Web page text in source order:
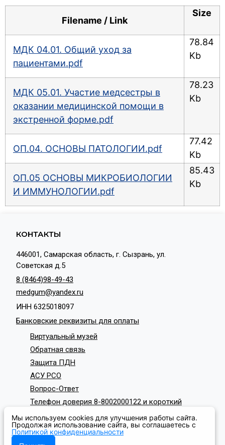
Filename / Link
Size
МДК 04.01. Общий уход за
пациентами.pdf
78.84
Kb
МДК 05.01. Участие медсестры в
оказании медицинской помощи в
экстренной форме.pdf
78.23
Kb
ОП.04. ОСНОВЫ ПАТОЛОГИИ.pdf
77.42
Kb
ОП.05 ОСНОВЫ МИКРОБИОЛОГИИ
И ИММУНОЛОГИИ.pdf
85.43
Kb
КОНТАКТЫ
446001, Самарская область, г. Сызрань, ул.
Советская д.5
8 (8464)98-49-43
medgum@yandex.ru
ИНН 6325018097
Банковские реквизиты для оплаты
Виртуальный музей
Обратная связь
Защита ПДН
АСУ РСО
Вопрос-Ответ
Телефон доверия 8-8002000122 и короткий
СОЦИАЛЬНЫЕ СЕТИ
Мы используем cookies для улучшения работы сайта.
Продолжая использование сайта, вы соглашаетесь с
Политикой конфиденциальности